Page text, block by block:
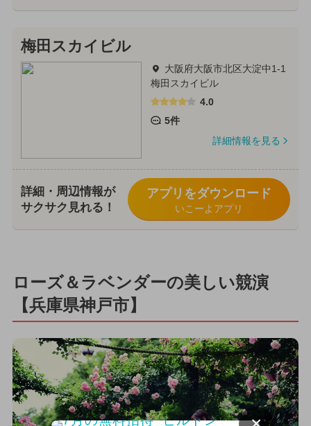
梅田スカイビル
大阪府大阪市北区大淀中1-1
梅田スカイビル
4.0
5件
詳細情報を見る
詳細・周辺情報が
サクサク見れる！
アプリをダウンロード
いこーよアプリ
ローズ＆ラベンダーの美しい競演
【兵庫県神戸市】